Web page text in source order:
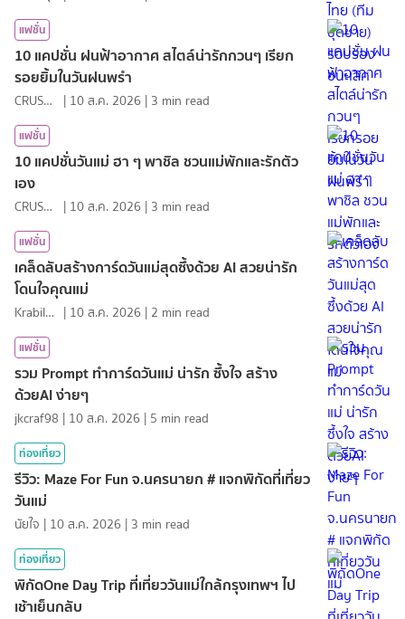
แฟชั่น
10 แคปชั่น ฝนฟ้าอากาศ สไตล์น่ารักกวนๆ เรียก
รอยยิ้มในวันฝนพรำ
CRUSHที่แปลว่าแอบชอบ | 10 ส.ค. 2026 | 3 min read
แฟชั่น
10 แคปชั่นวันแม่ ฮา ๆ พาชิล ชวนแม่พักและรักตัว
เอง
CRUSHที่แปลว่าแอบชอบ | 10 ส.ค. 2026 | 3 min read
แฟชั่น
เคล็ดลับสร้างการ์ดวันแม่สุดซึ้งด้วย AI สวยน่ารัก
โดนใจคุณแม่
KrabiInsight | 10 ส.ค. 2026 | 2 min read
แฟชั่น
รวม Prompt ทำการ์ดวันแม่ น่ารัก ซึ้งใจ สร้าง
ด้วยAI ง่ายๆ
jkcraf98 | 10 ส.ค. 2026 | 5 min read
ท่องเที่ยว
รีวิว: Maze For Fun จ.นครนายก # แจกพิกัดที่เที่ยว
วันแม่
นัยใจ | 10 ส.ค. 2026 | 3 min read
ท่องเที่ยว
พิกัดOne Day Trip ที่เที่ยววันแม่ใกล้กรุงเทพฯ ไป
เช้าเย็นกลับ